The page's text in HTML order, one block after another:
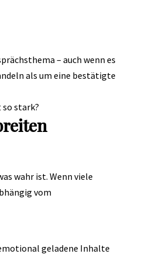
– auch wenn es
als um eine bestätigte
stark?
wahr ist. Wenn viele
vom
geladene Inhalte